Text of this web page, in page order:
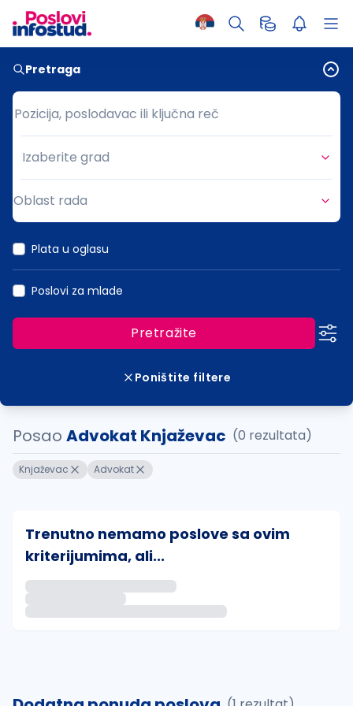
Pretraga
Pozicija, poslodavac ili ključna reč
Pozicija, poslodavac ili ključna reč
Grad
Izaberite grad
Oblast rada
Plata u oglasu
Poslovi za mlade
Pretražite
Poništite filtere
Posao Advokat Knjaževac (0 rezultata)
Knjaževac Advokat
Trenutno nemamo poslove sa ovim
kriterijumima, ali...